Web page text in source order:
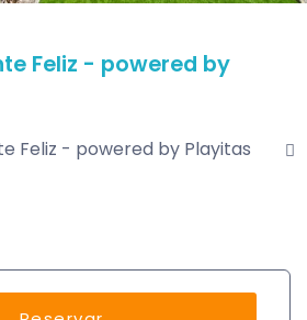
Feliz - powered by
Feliz - powered by Playitas